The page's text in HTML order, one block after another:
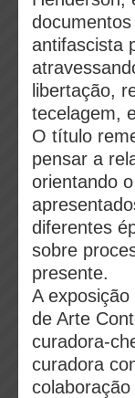
antifascista
libertação,
tecelagem,
O título
pensar a
orientando
diferentes
sobre
presente.
A
de Arte
curadora-
curadora